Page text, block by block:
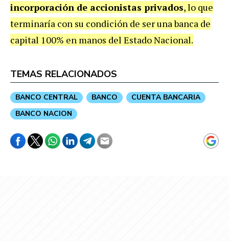
incorporación de accionistas privados, lo que
terminaría con su condición de ser una banca de
capital 100% en manos del Estado Nacional.
TEMAS RELACIONADOS
BANCO CENTRAL BANCO
CUENTA BANCARIA
BANCO NACION